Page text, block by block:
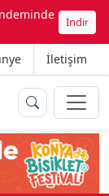
İndir
İletişim